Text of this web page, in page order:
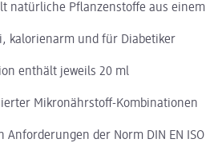
natürliche Pflanzenstoffe aus einem
kalorienarm und für Diabetiker
enthält jeweils 20 ml
Mikronährstoff-Kombinationen
der Norm DIN EN ISO